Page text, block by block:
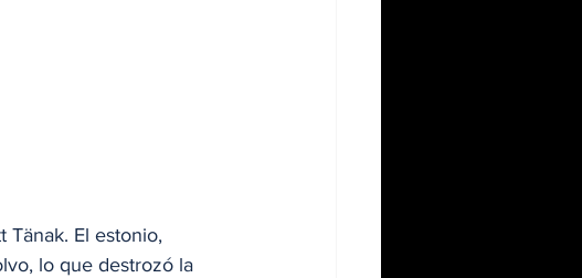
Tänak. El estonio,
lo que destrozó la